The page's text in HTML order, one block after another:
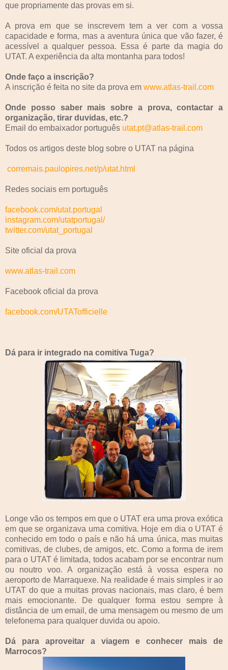
que propriamente das provas em si.
A prova em que se inscrevem tem a ver com a vossa
capacidade e forma, mas a aventura única que vão fazer, é
acessível a qualquer pessoa. Essa é parte da magia do
UTAT. A experiência da alta montanha para todos!
Onde faço a inscrição?
A inscrição é feita no site da prova em www.atlas-trail.com
Onde posso saber mais sobre a prova, contactar a
organização, tirar duvidas, etc.?
Email do embaixador português utat.pt@atlas-trail.com
Todos os artigos deste blog sobre o UTAT na página
corremais.paulopires.net/p/utat.html
Redes sociais em português
facebook.com/utat.portugal
instagram.com/utatportugal/
twitter.com/utat_portugal
Site oficial da prova
www.atlas-trail.com
Facebook oficial da prova
facebook.com/UTATofficielle
Dá para ir integrado na comitiva Tuga?
Longe vão os tempos em que o UTAT era uma prova exótica
em que se organizava uma comitiva. Hoje em dia o UTAT é
conhecido em todo o país e não há uma única, mas muitas
comitivas, de clubes, de amigos, etc. Como a forma de irem
para o UTAT é limitada, todos acabam por se encontrar num
ou noutro voo. A organização está à vossa espera no
aeroporto de Marraquexe. Na realidade é mais simples ir ao
UTAT do que a muitas provas nacionais, mas claro, é bem
mais emocionante. De qualquer forma estou sempre à
distância de um email, de uma mensagem ou mesmo de um
telefonema para qualquer duvida ou apoio.
Dá para aproveitar a viagem e conhecer mais de
Marrocos?